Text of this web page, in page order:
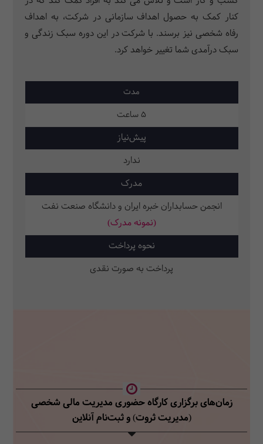
کنار کمک به حصول اهداف سازمانی در شرکت، به اهداف
رفاه شخصی نیز برسند. با شرکت در این دوره سبک زندگی و
سبک درآمدی شما تغییر خواهد کرد.
مدت
5 ساعت
پیش‌نیاز
ندارد
مدرک
انجمن حسابداران خبره ایران و دانشگاه صنعت نفت
(نمونه مدرک)
نحوه پرداخت
پرداخت به صورت نقدی
زمان‌های برگزاری کارگاه حضوری مدیریت مالی شخصی
(مدیریت ثروت)و ثبت‌نام آنلاین